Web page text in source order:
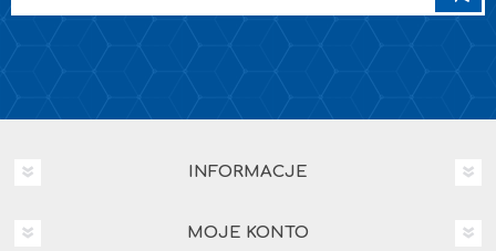
INFORMACJE
MOJE KONTO